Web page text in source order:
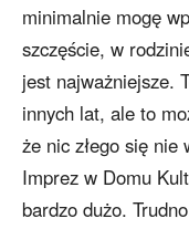
minimalnie mogę
szczęście, w
jest najważniejsze.
innych lat, ale to
że nic złego się nie
Imprez w Domu
bardzo dużo.